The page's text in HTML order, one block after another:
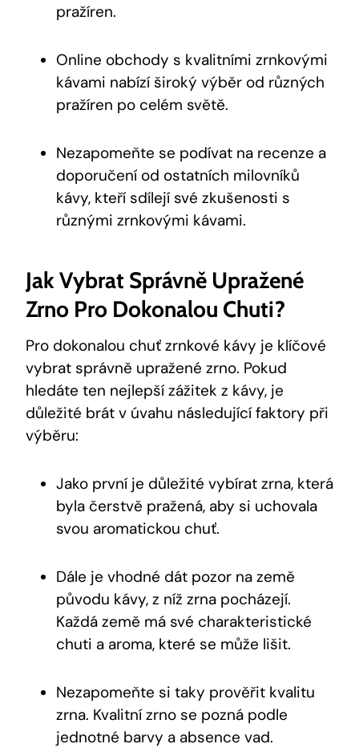
pražíren.
Online obchody s kvalitními zrnkovými
kávami nabízí široký výběr od různých
pražíren po celém světě.
Nezapomeňte se podívat na recenze a
doporučení od ostatních milovníků
kávy, kteří sdílejí své zkušenosti s
různými zrnkovými kávami.
Jak Vybrat Správně Upražené
Zrno Pro Dokonalou Chuti?
Pro dokonalou chuť zrnkové kávy je klíčové
vybrat správně upražené zrno. Pokud
hledáte ten nejlepší zážitek z kávy, je
důležité brát v úvahu následující faktory při
výběru:
Jako první je důležité vybírat zrna, která
byla čerstvě pražená, aby si uchovala
svou aromatickou chuť.
Dále je vhodné dát pozor na země
původu kávy, z níž zrna pocházejí.
Každá země má své charakteristické
chuti a aroma, které se může lišit.
Nezapomeňte si taky prověřit kvalitu
zrna. Kvalitní zrno se pozná podle
jednotné barvy a absence vad.